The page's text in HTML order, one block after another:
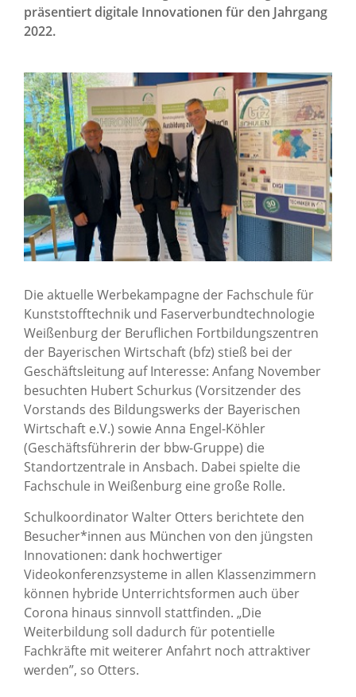
Karriere
Standorte
Presse
News Archiv
präsentiert digitale Innovationen für den Jahrgang
2022.
Die aktuelle Werbekampagne der Fachschule für
Kunststofftechnik und Faserverbundtechnologie
Weißenburg der Beruflichen Fortbildungszentren
der Bayerischen Wirtschaft (bfz) stieß bei der
Geschäftsleitung auf Interesse: Anfang November
besuchten Hubert Schurkus (Vorsitzender des
Vorstands des Bildungswerks der Bayerischen
Wirtschaft e.V.) sowie Anna Engel-Köhler
(Geschäftsführerin der bbw-Gruppe) die
Standortzentrale in Ansbach. Dabei spielte die
Fachschule in Weißenburg eine große Rolle.
Schulkoordinator Walter Otters berichtete den
Besucher*innen aus München von den jüngsten
Innovationen: dank hochwertiger
Videokonferenzsysteme in allen Klassenzimmern
können hybride Unterrichtsformen auch über
Corona hinaus sinnvoll stattfinden. „Die
Weiterbildung soll dadurch für potentielle
Fachkräfte mit weiterer Anfahrt noch attraktiver
werden”, so Otters.